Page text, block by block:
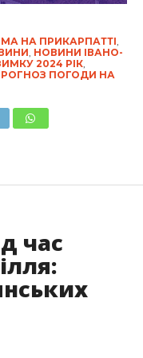
НА ПРИКАРПАТТІ
НОВИНИ ІВАНО-
2024 РІК,
ПОГОДИ НА
час